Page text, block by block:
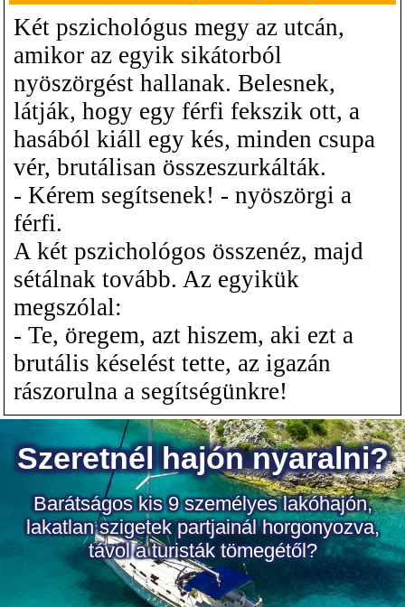
Két pszichológus megy az utcán,
amikor az egyik sikátorból
nyöszörgést hallanak. Belesnek,
látják, hogy egy férfi fekszik ott, a
hasából kiáll egy kés, minden csupa
vér, brutálisan összeszurkálták.
- Kérem segítsenek! - nyöszörgi a
férfi.
A két pszichológos összenéz, majd
sétálnak tovább. Az egyikük
megszólal:
- Te, öregem, azt hiszem, aki ezt a
brutális késelést tette, az igazán
rászorulna a segítségünkre!